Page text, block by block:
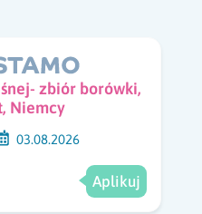
zbiór borówki,
Niemcy
03.08.2026
Aplikuj